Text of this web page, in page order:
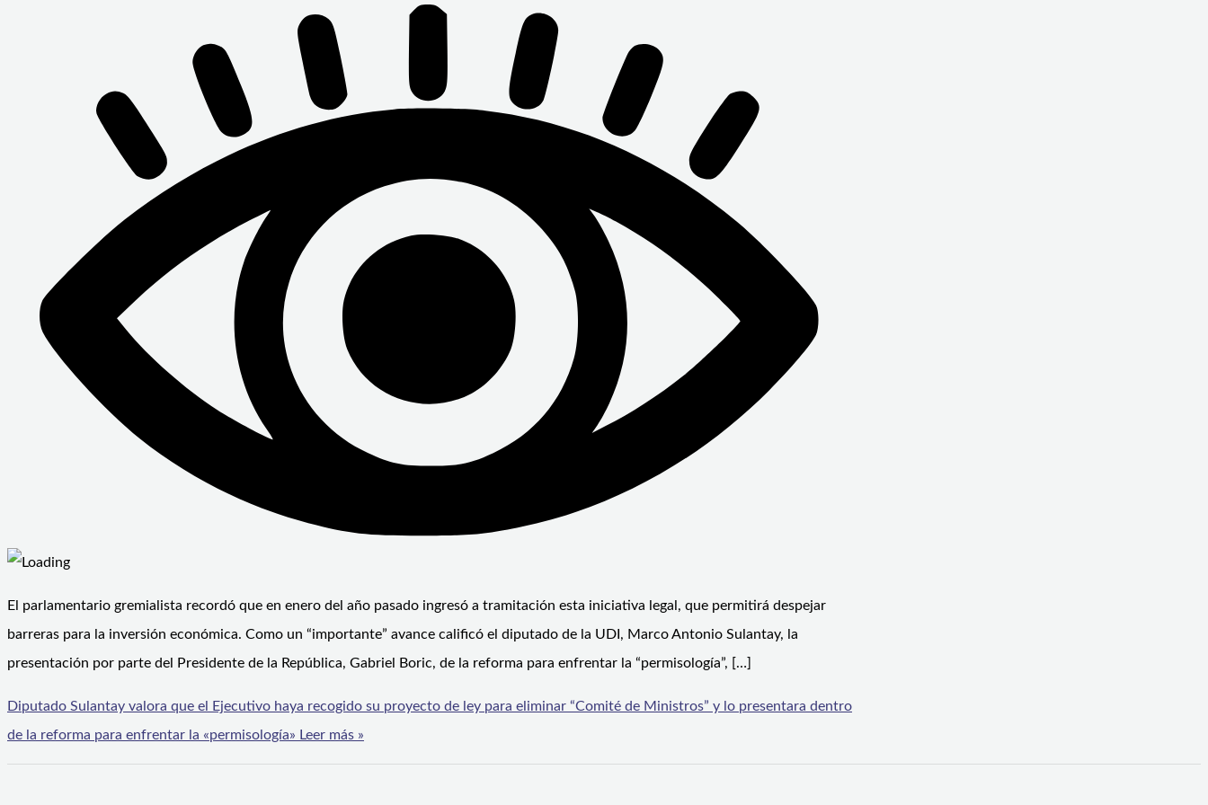
El parlamentario gremialista recordó que en enero del año pasado ingresó a tramitación esta iniciativa legal, que permitirá despejar
barreras para la inversión económica. Como un “importante” avance calificó el diputado de la UDI, Marco Antonio Sulantay, la
presentación por parte del Presidente de la República, Gabriel Boric, de la reforma para enfrentar la “permisología”, […]
Diputado Sulantay valora que el Ejecutivo haya recogido su proyecto de ley para eliminar “Comité de Ministros” y lo presentara dentro
de la reforma para enfrentar la «permisología» Leer más »